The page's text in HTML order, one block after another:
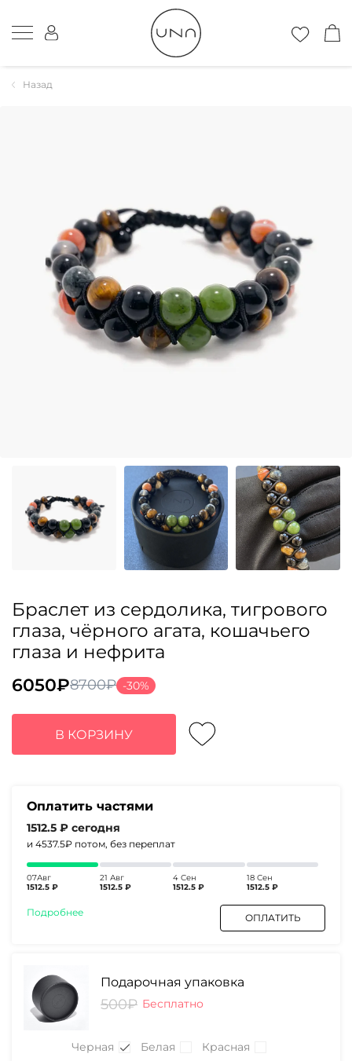
Назад
Браслет из сердолика, тигрового
глаза, чёрного агата, кошачьего
глаза и нефрита
8700₽
Первоначальная
цена
составляла
8700₽.
6050₽
Текущая
цена:
6050₽.
-30%
В КОРЗИНУ
Оплатить частями
1512.5 ₽ сегодня
и 4537.5₽ потом, без переплат
07Авг
1512.5 ₽
21 Авг
1512.5 ₽
4 Сен
1512.5 ₽
18 Сен
1512.5 ₽
Подробнее ОПЛАТИТЬ
Подарочная упаковка
500₽ Бесплатно
Черная Белая Красная